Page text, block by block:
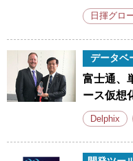
日揮グロ
データベ
富士通、
ース仮想
Delphix